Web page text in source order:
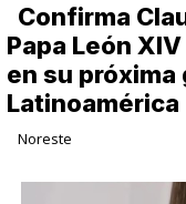
Confirma
Papa León
en su próxima
Latinoamérica
Noreste